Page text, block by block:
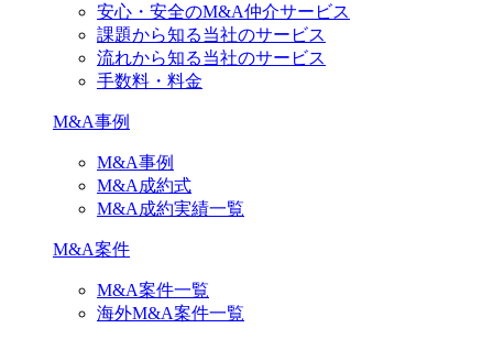
安心・安全のM&A仲介サービス
課題から知る当社のサービス
流れから知る当社のサービス
手数料・料金
M&A事例
M&A事例
M&A成約式
M&A成約実績一覧
M&A案件
M&A案件一覧
海外M&A案件一覧